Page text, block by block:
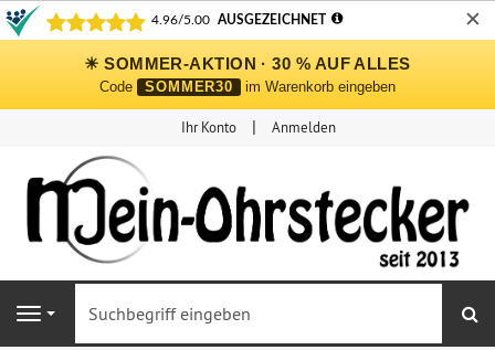
✕
☀ SOMMER-AKTION · 30 % AUF ALLES
Code SOMMER30 im Warenkorb eingeben
Ihr Konto Anmelden
Navigation